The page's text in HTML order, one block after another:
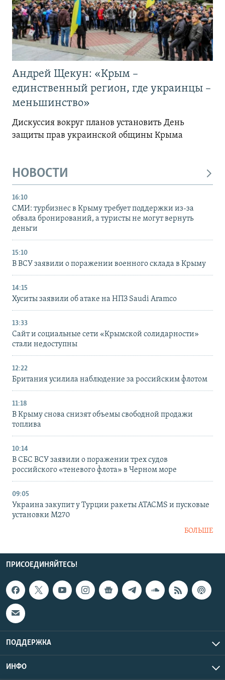
Андрей Щекун: «Крым –
единственный регион, где украинцы –
меньшинство»
Дискуссия вокруг планов установить День
защиты прав украинской общины Крыма
НОВОСТИ
16:10
СМИ: турбизнес в Крыму требует поддержки из-за
обвала бронирований, а туристы не могут вернуть
деньги
15:10
В ВСУ заявили о поражении военного склада в Крыму
14:15
Хуситы заявили об атаке на НПЗ Saudi Aramco
13:33
Сайт и социальные сети «Крымской солидарности»
стали недоступны
12:22
Британия усилила наблюдение за российским флотом
11:18
В Крыму снова снизят объемы свободной продажи
топлива
10:14
В СБС ВСУ заявили о поражении трех судов
российского «теневого флота» в Черном море
09:05
Украина закупит у Турции ракеты ATACMS и пусковые
установки M270
БОЛЬШЕ
ПРИСОЕДИНЯЙТЕСЬ!
ПОДДЕРЖКА
ИНФО